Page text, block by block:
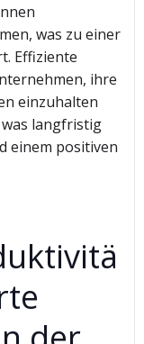
was zu einer
Effiziente
ihre
einzuhalten
langfristig
einem positiven